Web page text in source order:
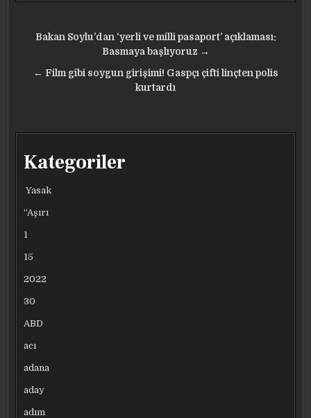
Yazı
gezinmesi
Bakan Soylu’dan ‘yerli ve milli pasaport’ açıklaması:
Basmaya başlıyoruz →
← Film gibi soygun girişimi! Gaspçı çifti linçten polis
kurtardı
Kategoriler
Yasak
“Aşırı
1
15
2022
30
ABD
acı
adana
aday
adım